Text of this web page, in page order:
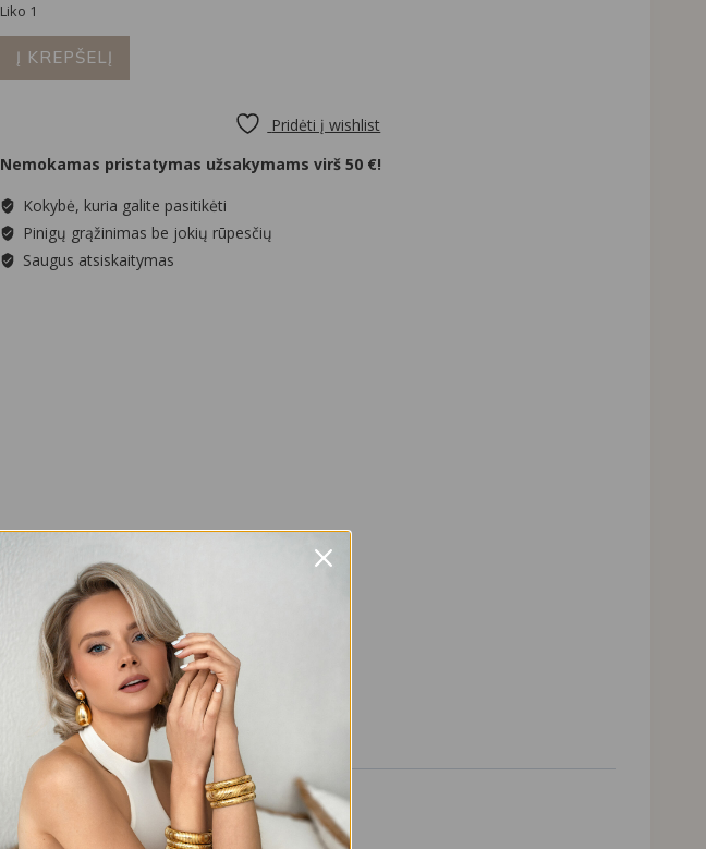
30,00 €.
Liko 1
produkto
kiekis:
vingiuotu
Į KREPŠELĮ
Pridėti į wishlist
Nemokamas pristatymas užsakymams virš 50 €!
Kokybė, kuria galite pasitikėti
Pinigų grąžinimas be jokių rūpesčių
Saugus atsiskaitymas